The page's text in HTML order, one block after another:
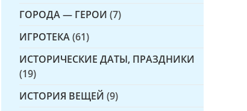
ГОРОДА — ГЕРОИ (7)
ИГРОТЕКА(61)
ИСТОРИЧЕСКИЕ ДАТЫ, ПРАЗДНИКИ
(19)
ИСТОРИЯ ВЕЩЕЙ (9)